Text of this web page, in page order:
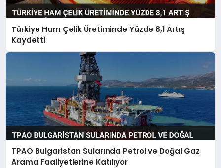
Türkiye Ham Çelik Üretiminde Yüzde 8,1 Artış
Kaydetti
TPAO Bulgaristan Sularında Petrol ve Doğal Gaz
Arama Faaliyetlerine Katılıyor